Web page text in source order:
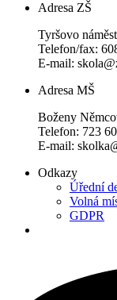
Adresa ZŠ
Tyršovo
Telefon/fax:
E-mail:
Adresa MŠ
Boženy
Telefon: 723
E-mail:
Odkazy
Úřední
Volná
GDPR